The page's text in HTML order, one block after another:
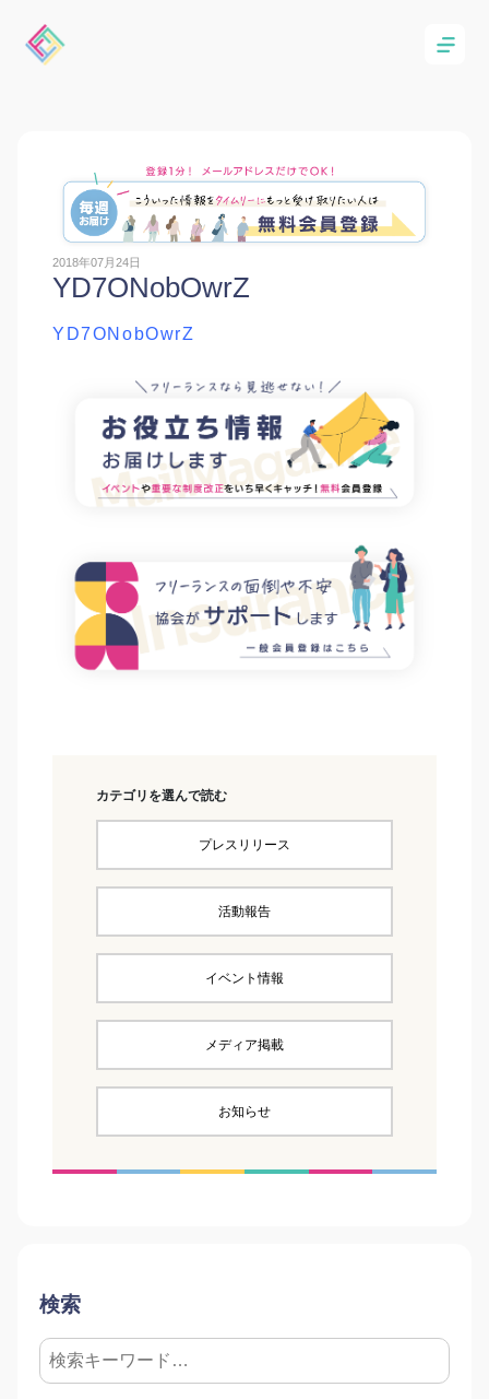
2018年07月24日
YD7ONobOwrZ
YD7ONobOwrZ
カテゴリを選んで読む
プレスリリース
活動報告
イベント情報
メディア掲載
お知らせ
検索